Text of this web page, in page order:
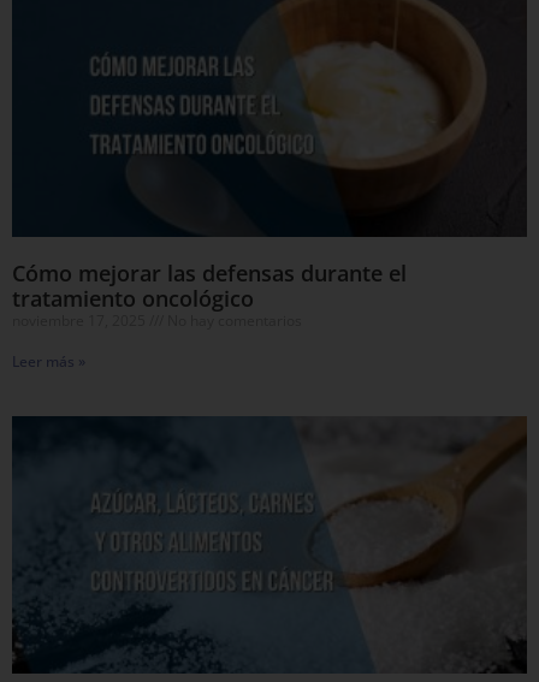
Cómo mejorar las defensas durante el
tratamiento oncológico
Leer más »